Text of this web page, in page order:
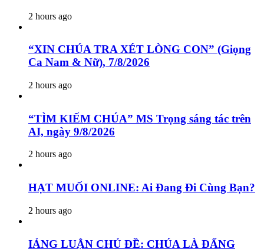
2 hours ago
“XIN CHÚA TRA XÉT LÒNG CON” (Giọng
Ca Nam & Nữ), 7/8/2026
2 hours ago
“TÌM KIẾM CHÚA” MS Trọng sáng tác trên
AI, ngày 9/8/2026
2 hours ago
HẠT MUỐI ONLINE: Ai Đang Đi Cùng Bạn?
2 hours ago
IẢNG LUẬN CHỦ ĐỀ: CHÚA LÀ ĐẤNG